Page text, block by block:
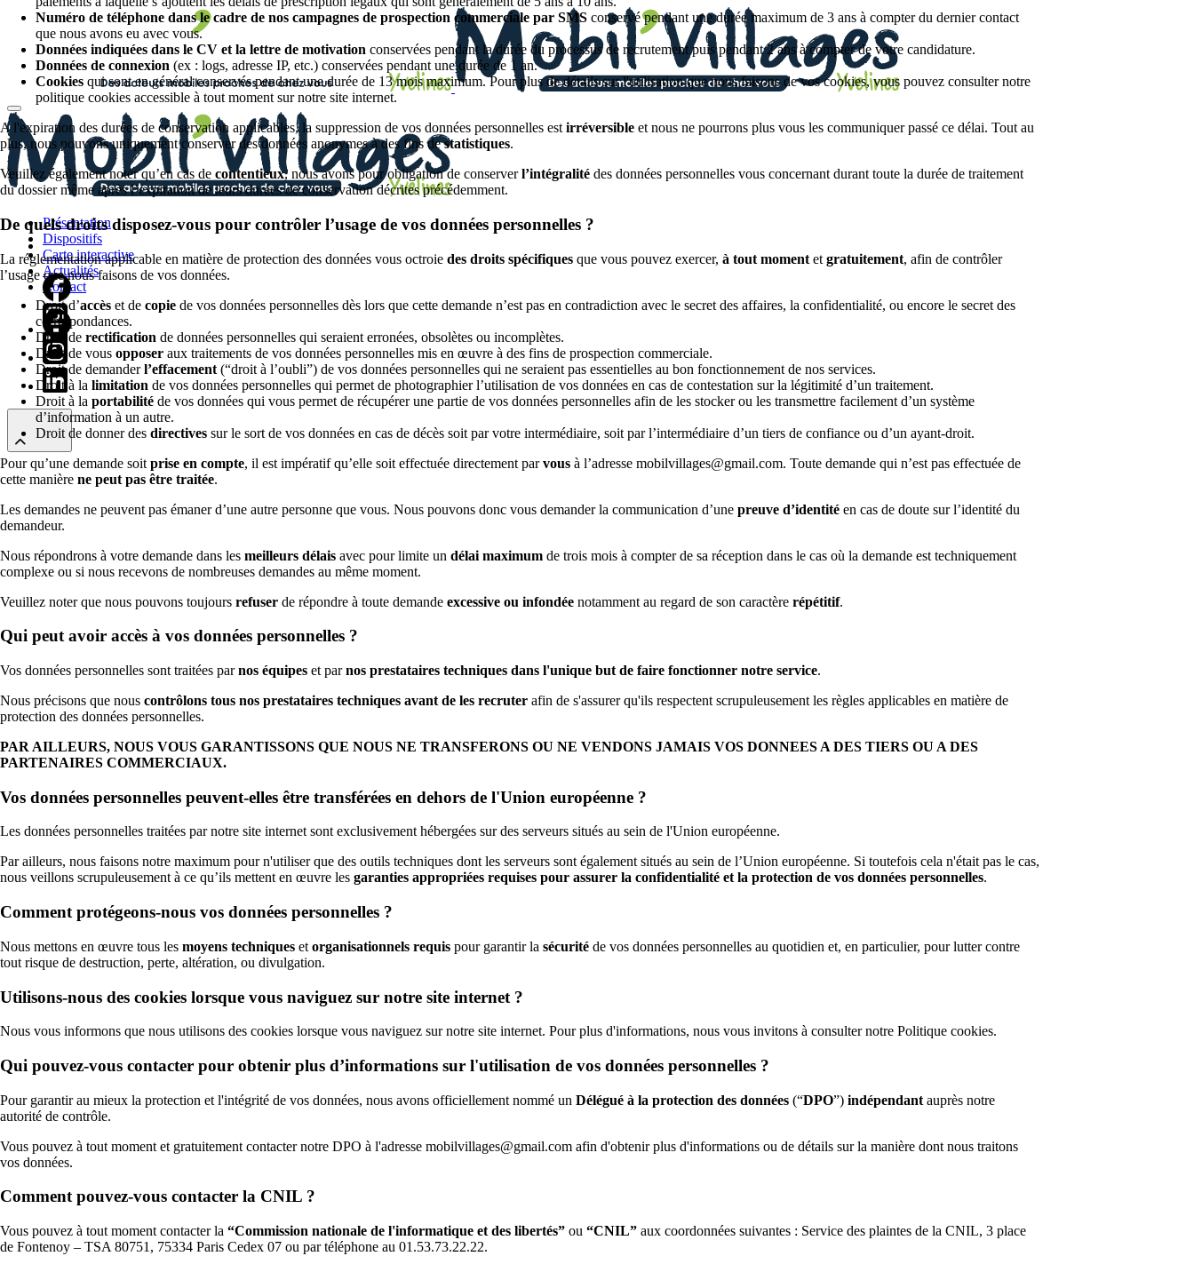
Présentation
Dispositifs
Carte interactive
Actualités
Contact
Numéro de téléphone dans le cadre de nos campagnes de prospection commerciale par SMS conservé pendant une durée maximum de 3 ans à compter du dernier contact
que nous avons eu avec vous.
Données indiquées dans le CV et la lettre de motivation conservées pendant la durée du processus de recrutement puis pendant 2 ans à compter de votre candidature.
Données de connexion (ex : logs, adresse IP, etc.) conservées pendant une durée de 1 an.
Cookies qui sont en général conservés pendant une durée de 13 mois maximum. Pour plus de détails sur l'utilisation que nous faisons de vos cookies, vous pouvez consulter notre
politique cookies accessible à tout moment sur notre site internet.
A l'expiration des durées de conservation applicables, la suppression de vos données personnelles est irréversible et nous ne pourrons plus vous les communiquer passé ce délai. Tout au
plus, nous pouvons uniquement conserver des données anonymes à des fins destatistiques.
Veuillez également noter qu’en cas de contentieux, nous avons pour obligation de conserverl’intégralité des données personnelles vous concernant durant toute la durée de traitement
du dossier même après l’expiration de leurs durées de conservation décrites précédemment.
De quels droits disposez-vous pour contrôler l’usage de vos données personnelles ?
La réglementation applicable en matière de protection des données vous octroie des droits spécifiques que vous pouvez exercer, à tout moment et gratuitement , afin de contrôler
l’usage que nous faisons de vos données.
Droit d’accès et de copie de vos données personnelles dès lors que cette demande n’est pas en contradiction avec le secret des affaires, la confidentialité, ou encore le secret des
correspondances.
Droit de rectification de données personnelles qui seraient erronées, obsolètes ou incomplètes.
Droit de vous opposer aux traitements de vos données personnelles mis en œuvre à des fins de prospection commerciale.
Droit de demanderl’effacement (“droit à l’oubli”) de vos données personnelles qui ne seraient pas essentielles au bon fonctionnement de nos services.
Droit à la limitation de vos données personnelles qui permet de photographier l’utilisation de vos données en cas de contestation sur la légitimité d’un traitement.
Droit à la portabilité de vos données qui vous permet de récupérer une partie de vos données personnelles afin de les stocker ou les transmettre facilement d’un système
d’information à un autre.
Droit de donner des directives sur le sort de vos données en cas de décès soit par votre intermédiaire, soit par l’intermédiaire d’un tiers de confiance ou d’un ayant-droit.
Pour qu’une demande soit prise en compte , il est impératif qu’elle soit effectuée directement parvous à l’adresse mobilvillages@gmail.com. Toute demande qui n’est pas effectuée de
cette manière ne peut pas être traitée
Les demandes ne peuvent pas émaner d’une autre personne que vous. Nous pouvons donc vous demander la communication d’une preuve d’identité en cas de doute sur l’identité du
demandeur.
Nous répondrons à votre demande dans les meilleurs délais avec pour limite un délai maximum de trois mois à compter de sa réception dans le cas où la demande est techniquement
complexe ou si nous recevons de nombreuses demandes au même moment.
Veuillez noter que nous pouvons toujours refuser de répondre à toute demande excessive ou infondée notamment au regard de son caractère répétitif.
Qui peut avoir accès à vos données personnelles ?
Vos données personnelles sont traitées parnos équipes et parnos prestataires techniques dans l'unique but de faire fonctionner notre service.
Nous précisons que nous contrôlons tous nos prestataires techniques avant de les recruter afin de s'assurer qu'ils respectent scrupuleusement les règles applicables en matière de
protection des données personnelles.
PAR AILLEURS, NOUS VOUS GARANTISSONS QUE NOUS NE TRANSFERONS OU NE VENDONS JAMAIS VOS DONNEES A DES TIERS OU A DES
PARTENAIRES COMMERCIAUX.
Vos données personnelles peuvent-elles être transférées en dehors de l'Union européenne ?
Les données personnelles traitées par notre site internet sont exclusivement hébergées sur des serveurs situés au sein de l'Union européenne.
Par ailleurs, nous faisons notre maximum pour n'utiliser que des outils techniques dont les serveurs sont également situés au sein de l’Union européenne. Si toutefois cela n'était pas le cas,
nous veillons scrupuleusement à ce qu’ils mettent en œuvre les garanties appropriées requises pour assurer la confidentialité et la protection de vos données personnelles.
Comment protégeons-nous vos données personnelles ?
Nous mettons en œuvre tous les moyens techniques et organisationnels requis pour garantir la sécurité de vos données personnelles au quotidien et, en particulier, pour lutter contre
tout risque de destruction, perte, altération, ou divulgation.
Utilisons-nous des cookies lorsque vous naviguez sur notre site internet ?
Nous vous informons que nous utilisons des cookies lorsque vous naviguez sur notre site internet. Pour plus d'informations, nous vous invitons à consulter notre Politique cookies.
Qui pouvez-vous contacter pour obtenir plus d’informations sur l'utilisation de vos données personnelles ?
Pour garantir au mieux la protection et l'intégrité de vos données, nous avons officiellement nommé un Délégué à la protection des données (“DPO”) indépendant auprès notre
autorité de contrôle.
Vous pouvez à tout moment et gratuitement contacter notre DPO à l'adresse mobilvillages@gmail.com afin d'obtenir plus d'informations ou de détails sur la manière dont nous traitons
vos données.
Comment pouvez-vous contacter la CNIL ?
Vous pouvez à tout moment contacter la “Commission nationale de l'informatique et des libertés” ou “CNIL” aux coordonnées suivantes : Service des plaintes de la CNIL, 3 place
de Fontenoy – TSA 80751, 75334 Paris Cedex 07 ou par téléphone au 01.53.73.22.22.